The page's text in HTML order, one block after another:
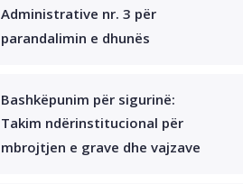
Administrative nr. 3 për
parandalimin e dhunës
Bashkëpunim për sigurinë:
Takim ndërinstitucional për
mbrojtjen e grave dhe vajzave